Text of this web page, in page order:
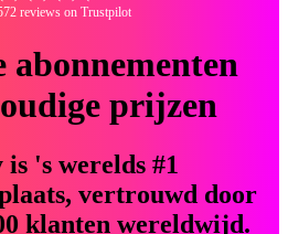
reviews on Trustpilot
abonnementen
prijzen
is 's werelds #1
vertrouwd door
klanten wereldwijd.